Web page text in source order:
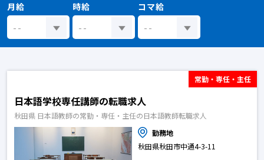
月給 時給 コマ給
常勤・専任・主任
日本語学校専任講師の転職求人
秋田県 日本語教師の常勤・専任・主任の日本語教師転職求人
勤務地
秋田県秋田市中通4-3-11